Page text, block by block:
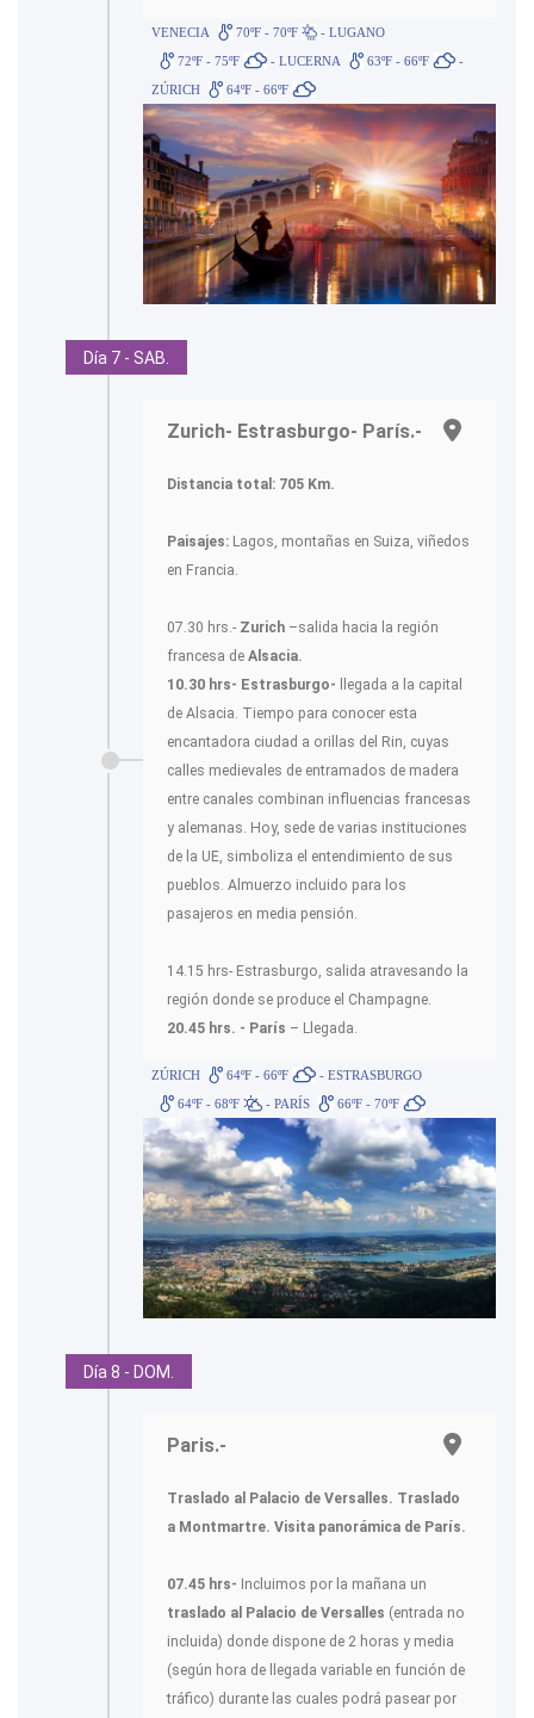
VENECIA 70ºF - 70ºF
- LUGANO
72ºF - 75ºF
- LUCERNA 63ºF - 66ºF
-
ZÚRICH
64ºF - 66ºF
Día 7 - SAB.
Zurich- Estrasburgo- París.-
Distancia total: 705 Km.
Paisajes: Lagos, montañas en Suiza, viñedos
en Francia.
07.30 hrs.- Zurich –salida hacia la región
francesa de Alsacia.
10.30 hrs- Estrasburgo- llegada a la capital
de Alsacia. Tiempo para conocer esta
encantadora ciudad a orillas del Rin, cuyas
calles medievales de entramados de madera
entre canales combinan influencias francesas
y alemanas. Hoy, sede de varias instituciones
de la UE, simboliza el entendimiento de sus
pueblos. Almuerzo incluido para los
pasajeros en media pensión.
14.15 hrs- Estrasburgo, salida atravesando la
región donde se produce el Champagne.
20.45 hrs. - París – Llegada.
ZÚRICH 64ºF - 66ºF
- ESTRASBURGO
64ºF - 68ºF
- PARÍS 66ºF - 70ºF
Día 8 - DOM.
Paris.-
Traslado al Palacio de Versalles. Traslado
a Montmartre. Visita panorámica de París.
07.45 hrs- Incluimos por la mañana un
traslado al Palacio de Versalles (entrada no
incluida) donde dispone de 2 horas y media
(según hora de llegada variable en función de
tráfico) durante las cuales podrá pasear por